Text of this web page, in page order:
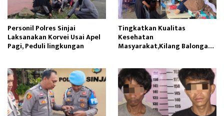
Personil Polres Sinjai
Laksanakan Korvei Usai Apel
Pagi, Peduli lingkungan
Tingkatkan Kualitas
Kesehatan
Masyarakat,Kilang Balongan